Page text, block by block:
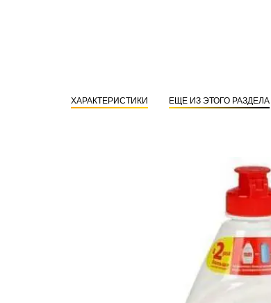
ХАРАКТЕРИСТИКИ ЕЩЕ ИЗ ЭТОГО РАЗДЕЛА